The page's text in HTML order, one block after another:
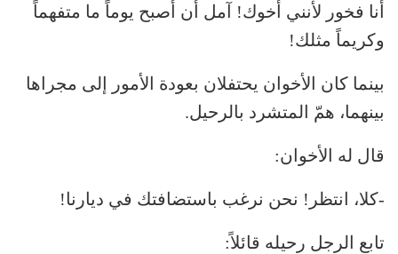
أنا فخور لأنني أخوك! آمل أن أصبح يوماً ما متفهماً
وكريماً مثلك!
بينما كان الأخوان يحتفلان بعودة الأمور إلى مجراها
بينهما، همّ المتشرد بالرحيل.
قال له الأخوان:
-كلا، انتظر! نحن نرغب باستضافتك في ديارنا!
تابع الرجل رحيله قائلاً: